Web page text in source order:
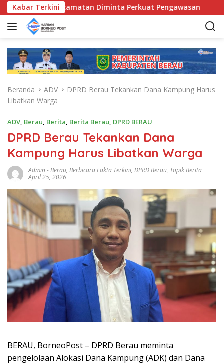
a
Kabar Terkini
Kecamatan Diminta Perkuat Pengawasan
Beranda ADV
DPRD Berau Tekankan Dana Kampung Harus
Libatkan Warga
ADV, Berau, Berita, Berita Berau, DPRD BERAU
DPRD Berau Tekankan Dana
Kampung Harus Libatkan Warga
Admin-Berau, Berbicara Fakta Terkini, DPRD Berau, Topik Berita
April 25, 2026
BERAU, BorneoPost – DPRD Berau meminta
pengelolaan Alokasi Dana Kampung (ADK) dan Dana